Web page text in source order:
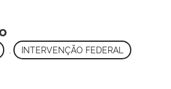
, INTERVENÇÃO FEDERAL